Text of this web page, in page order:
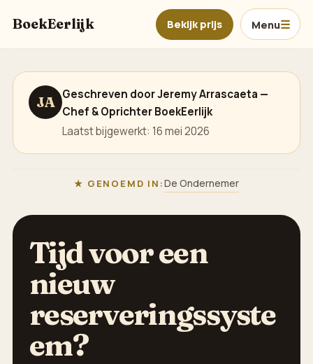
BoekEerlijk Bekijk prijs Menu
JA Geschreven door Jeremy Arrascaeta —
Chef & Oprichter BoekEerlijk
Laatst bijgewerkt: 16 mei 2026
GENOEMD IN:De Ondernemer
Tijd voor een
nieuw
reserveringssyste
em?